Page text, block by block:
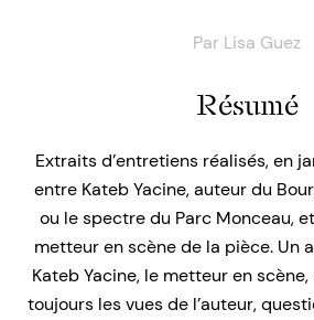
Par Lisa Guez
Résumé
Extraits d’entretiens réalisés, en
entre Kateb Yacine, auteur du
ou le spectre du Parc Monceau,
metteur en scène de la pièce. Un
Kateb Yacine, le metteur en
toujours les vues de l’auteur,